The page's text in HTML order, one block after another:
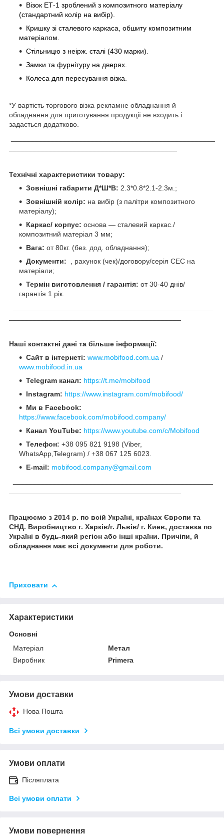
Візок ЕТ-1 зроблений з композитного матеріалу
(стандартний колір на вибір).
Кришку зі сталевого каркаса, обшиту композитним
матеріалом.
Стільницю з неірж. сталі (430 марки)
Замки та фурнітуру на дверях.
Колеса для пересування візка.
*У вартість торгового візка рекламне обладнання й
обладнання для приготування продукції не входить і
задається додатково.
Технічні характеристики товару:
Зовнішні габарити Д*Ш*В: 2.3*0.8*2.1-2.3м.;
Зовнішній колір: на вибір (з палітри композитного
матеріалу);
Каркас/ корпус: основа — сталевий каркас./
композитний матеріал 3 мм;
Вага: от 80кг. (без. дод. обладнання);
Документи: , рахунок (чек)/договору/серія СЕС на
матеріали;
Термін виготовлення / гарантія: от 30-40 днів/
гарантія 1 рік.
Наші контактні дані та більше інформації:
Сайт в інтернеті: www.mobifood.com.ua /
www.mobifood.in.ua
Telegram канал: https://t.me/mobifood
Instagram: https://www.instagram.com/mobifood/
Ми в Facebook:
https://www.facebook.com/mobifood.company/
Канал YouTube: https://www.youtube.com/c/Mobifood
Телефон: +38 095 821 9198 (Viber,
WhatsApp,Telegram) / +38 067 125 6023.
E-mail: mobifood.company@gmail.com
Працюємо з 2014 р. по всій Україні, країнах Європи та
СНД. Виробництво г. Харків/г. Львів/ г. Киев, доставка по
Україні в будь-який регіон або інші країни. Причіпи, й
обладнання має всі документи для роботи.
Приховати
Характеристики
Основні
Матеріал
Метал
Виробник
Primera
Умови доставки
Нова Пошта
Всі умови доставки
Умови оплати
Післяплата
Всі умови оплати
Умови повернення